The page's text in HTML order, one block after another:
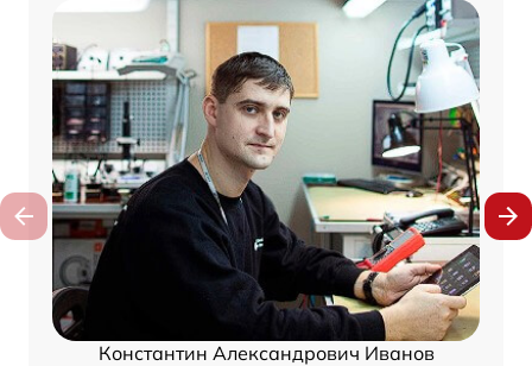
Константин Александрович Иванов